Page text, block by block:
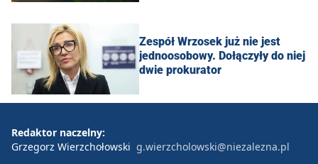
Zespół Wrzosek już nie jest
jednoosobowy. Dołączyły do niej
dwie prokurator
Redaktor naczelny:
Grzegorz Wierzchołowski g.wierzcholowski@niezalezna.pl